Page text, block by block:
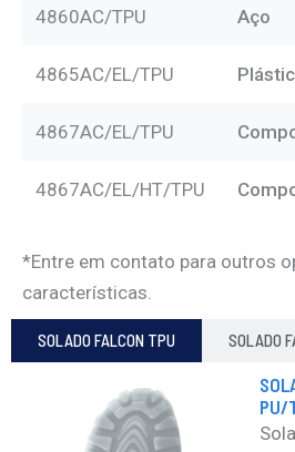
4860AC/TPU Aço
4865AC/EL/TPU
4867AC/EL/TPU
4867AC/EL/HT/TPU
*Entre em contato para outros
características.
SOLADO FALCON TPU SOLADO
PU/